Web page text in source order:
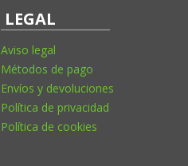
LEGAL
Aviso legal
Métodos de pago
Envíos y devoluciones
Política de privacidad
Política de cookies